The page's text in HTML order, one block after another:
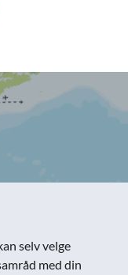
selv velge
med din